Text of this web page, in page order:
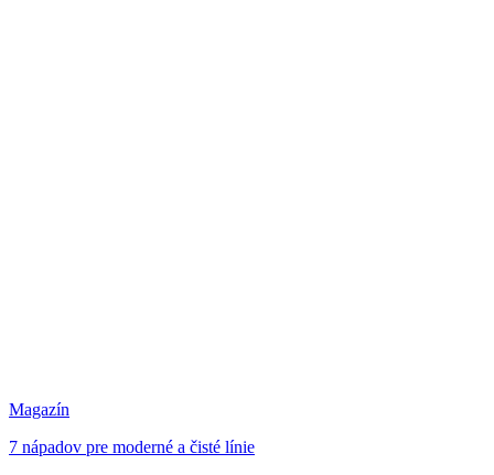
Magazín
7 nápadov pre moderné a čisté línie